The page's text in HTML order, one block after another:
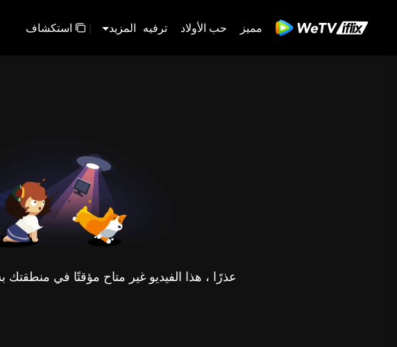
مميز حب الأولاد ترفيه المزيد | استكشاف
عذرًا ، هذا الفيديو غير متاح مؤقتًا في